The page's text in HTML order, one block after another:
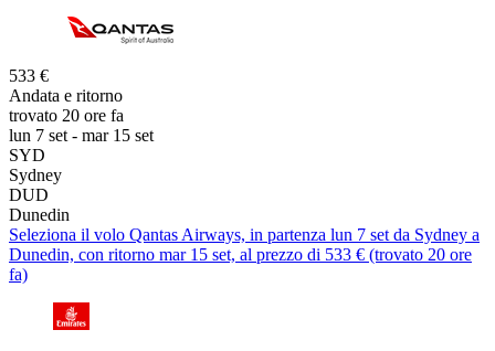
533 €
Andata e ritorno
trovato 20 ore fa
lun 7 set - mar 15 set
SYD
Sydney
DUD
Dunedin
Seleziona il volo Qantas Airways, in partenza lun 7 set da Sydney a
Dunedin, con ritorno mar 15 set, al prezzo di 533 € (trovato 20 ore
fa)